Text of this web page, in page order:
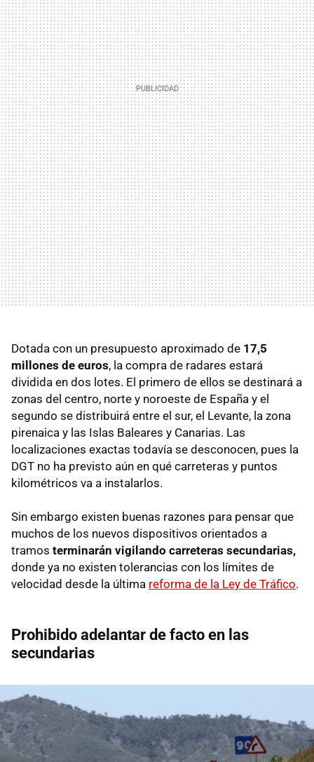
Dotada con un presupuesto aproximado de 17,5
millones de euros, la compra de radares estará
dividida en dos lotes. El primero de ellos se destinará a
zonas del centro, norte y noroeste de España y el
segundo se distribuirá entre el sur, el Levante, la zona
pirenaica y las Islas Baleares y Canarias. Las
localizaciones exactas todavía se desconocen, pues la
DGT no ha previsto aún en qué carreteras y puntos
kilométricos va a instalarlos.
Sin embargo existen buenas razones para pensar que
muchos de los nuevos dispositivos orientados a
tramos terminarán vigilando carreteras secundarias,
donde ya no existen tolerancias con los límites de
velocidad desde la última reforma de la Ley de Tráfico.
Prohibido adelantar de facto en las
secundarias